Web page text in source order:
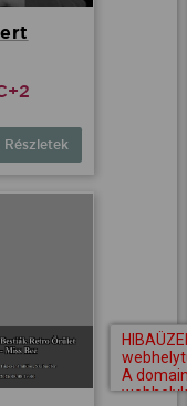
Részletek